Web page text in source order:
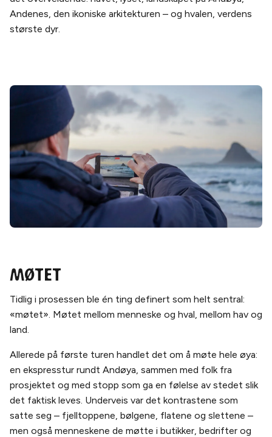
Andenes, den ikoniske arkitekturen – og hvalen, verdens
største dyr.
Møtet
Tidlig i prosessen ble én ting definert som helt sentral:
«møtet». Møtet mellom menneske og hval, mellom hav og
land.
Allerede på første turen handlet det om å møte hele øya:
en ekspresstur rundt Andøya, sammen med folk fra
prosjektet og med stopp som ga en følelse av stedet slik
det faktisk leves. Underveis var det kontrastene som
satte seg – fjelltoppene, bølgene, flatene og slettene –
men også menneskene de møtte i butikker, bedrifter og